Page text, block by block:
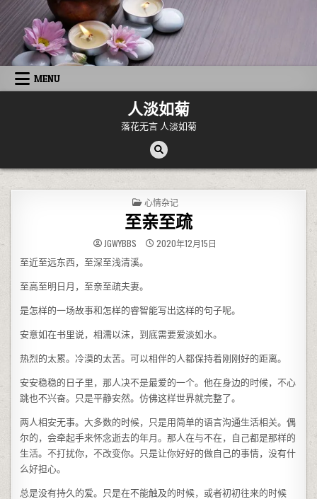
Skip to content
MENU
人淡如菊
落花无言 人淡如菊
POSTED IN
心情杂记
至亲至疏
JGWYBBS 2020年12月15日
至近至远东西，至深至浅清溪。
至高至明日月，至亲至疏夫妻。
是怎样的一场故事和怎样的睿智能写出这样的句子呢。
安意如在书里说，相濡以沫，到底需要爱淡如水。
热烈的太累。冷漠的太苦。可以相伴的人都保持着刚刚好的距离。
安安稳稳的日子里，那人决不是最爱的一个。他在身边的时候，不心
跳也不兴奋。只是平静安然。仿佛这样世界就完整了。
两人相安无事。大多数的时候，只是用简单的语言沟通生活相关。偶
尔的，会牵起手来怀念逝去的年月。那人在与不在，自己都是那样的
生活。不打扰你，不改变你。只是让你好好的做自己的事情，没有什
么好担心。
总是没有持久的爱。只是在不能触及的时候，或者初初往来的时候